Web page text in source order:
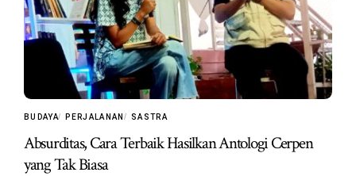
BUDAYA PERJALANAN SASTRA
Absurditas, Cara Terbaik Hasilkan Antologi Cerpen
yang Tak Biasa